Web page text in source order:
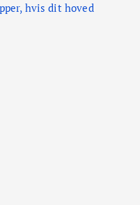
hvis dit hoved